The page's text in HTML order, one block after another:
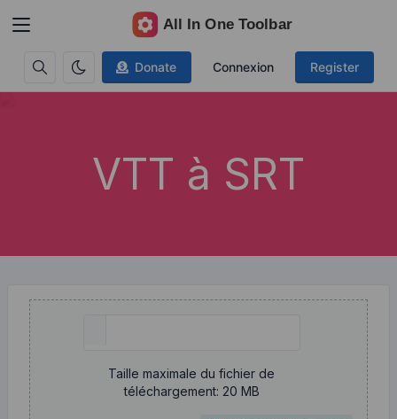
Donate Connexion Register
VTT à SRT
Taille maximale du fichier de
téléchargement: 20 MB